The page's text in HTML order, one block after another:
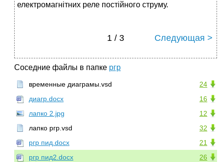
електромагнітних реле постійного струму.
1 / 3 Следующая >
Соседние файлы в папке ргр
24
временные диаграмы.vsd
16
диагр.docx
12
лапко 2.jpg
32
лапко ргр.vsd
21
ргр пид.docx
26
ргр пид2.docx